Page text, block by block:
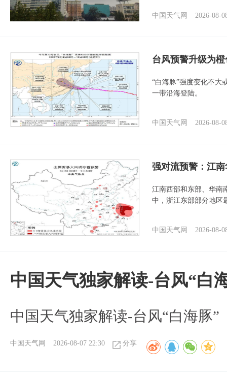
中国天气网 2026-08-
台风预警升级为
“白海豚”强度变化不大
一带沿海登陆。
中国天气网 2026-08-
强对流预警：江
江南西部和东部、华南
中，浙江东部部分地区
中国天气网 2026-08-
中国天气独家解读-台风“白
中国天气独家解读-台风“白海豚”
中国天气网 2026-08-07 22:30 分享